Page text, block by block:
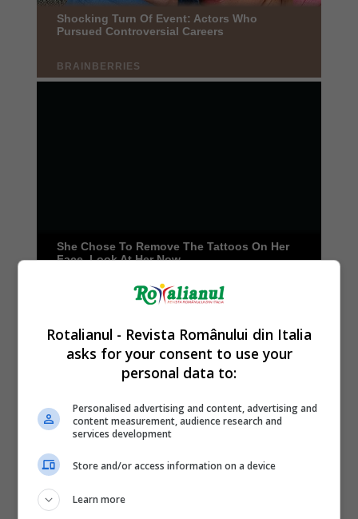
Rotalianul - Revista Românului din Italia
asks for your consent to use your
personal data to:
Personalised advertising and content, advertising and
content measurement, audience research and
services development
Store and/or access information on a device
Learn more